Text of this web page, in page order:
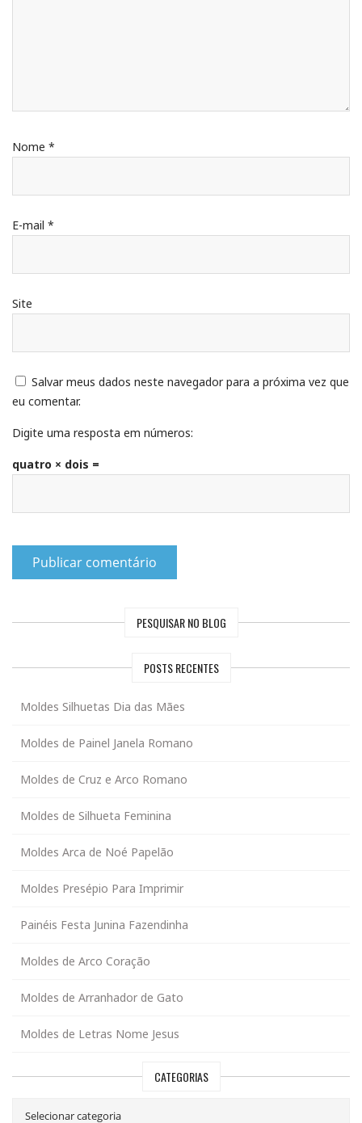
Nome *
E-mail *
Site
Salvar meus dados neste navegador para a próxima vez que
eu comentar.
Digite uma resposta em números:
quatro × dois =
PESQUISAR NO BLOG
POSTS RECENTES
Moldes Silhuetas Dia das Mães
Moldes de Painel Janela Romano
Moldes de Cruz e Arco Romano
Moldes de Silhueta Feminina
Moldes Arca de Noé Papelão
Moldes Presépio Para Imprimir
Painéis Festa Junina Fazendinha
Moldes de Arco Coração
Moldes de Arranhador de Gato
Moldes de Letras Nome Jesus
CATEGORIAS